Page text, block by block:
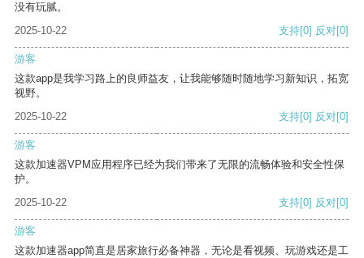
没有玩腻。
2025-10-22
支持[0] 反对[0]
游客
这款app是我学习路上的良师益友，让我能够随时随地学习新知识，拓宽
视野。
2025-10-22
支持[0] 反对[0]
游客
这款加速器VPM应用程序已经为我们带来了无限的流畅体验和安全性保
护。
2025-10-22
支持[0] 反对[0]
游客
这款加速器app简直是居家旅行必备神器，无论是看视频、玩游戏还是工